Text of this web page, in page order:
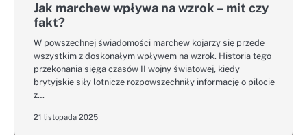
Jak marchew wpływa na wzrok – mit czy
fakt?
W powszechnej świadomości marchew kojarzy się przede
wszystkim z doskonałym wpływem na wzrok. Historia tego
przekonania sięga czasów II wojny światowej, kiedy
brytyjskie siły lotnicze rozpowszechniły informację o pilocie
z…
21 listopada 2025